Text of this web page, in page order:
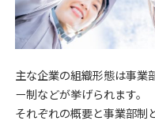
主な企業の組織形態は事業
ー制などが挙げられます。
それぞれの概要と事業部制